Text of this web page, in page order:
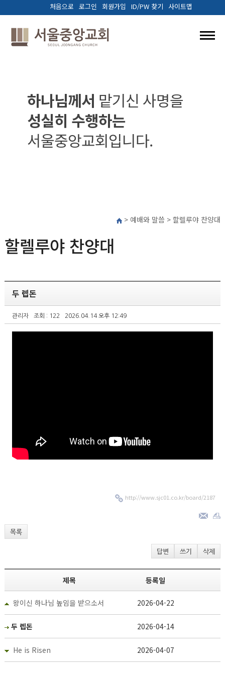
사이트맵
ID/PW 찾기
회원가입
로그인
처음으로
예배와말씀
양육.훈련
선교/나눔
하나님께서 맡기신 사명을
성실히 수행하는
서울중앙교회입니다.
> 예배와 말씀 > 할렐루야 찬양대
할렐루야 찬양대
두 렙돈
관리자 조회 : 122 2026.04.14 오후 12:49
http://www.sjc01.co.kr/board/2187
목록
답변 쓰기 삭제
제목 등록일
왕이신 하나님 높임을 받으소서 2026-04-22
두 렙돈 2026-04-14
He is Risen 2026-04-07